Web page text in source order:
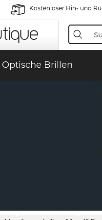
Kostenloser Hin- und
Optische Brillen